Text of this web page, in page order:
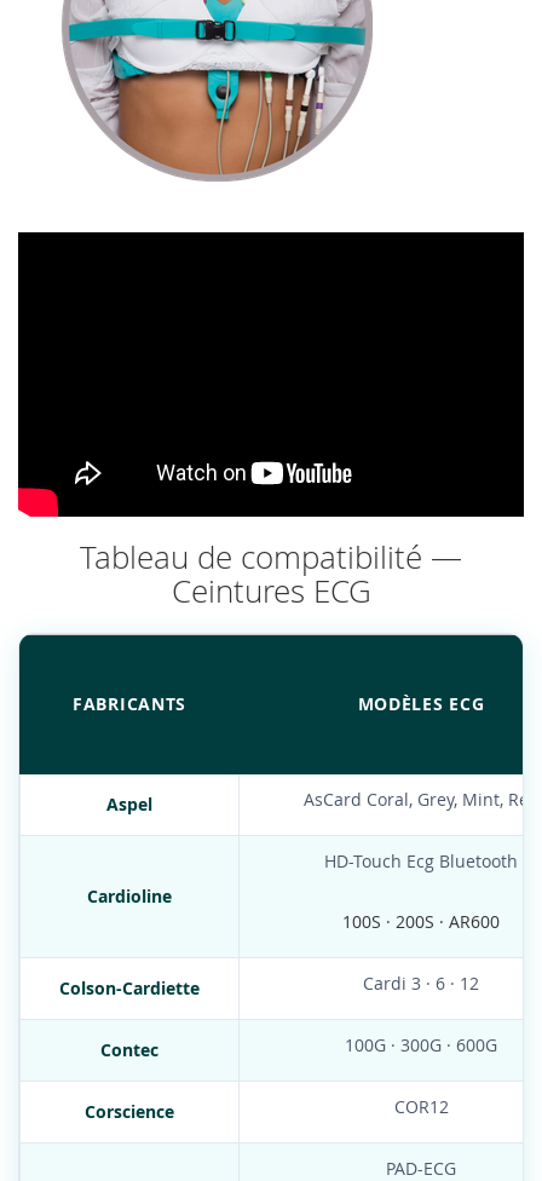
Tableau de compatibilité —
Ceintures ECG
FABRICANTS MODÈLES ECG
Aspel AsCard Coral, Grey, Mint, Red
Cardioline
HD-Touch Ecg Bluetooth
100S · 200S · AR600
Colson-Cardiette Cardi 3 · 6 · 12
Contec 100G · 300G · 600G
Corscience COR12
PAD-ECG